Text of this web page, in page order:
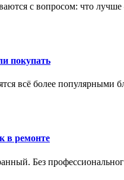
с вопросом: что
покупать
всё более популярными
в ремонте
Без